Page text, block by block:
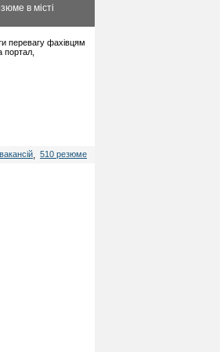
в місті
перевагу фахівцям
портал,
, 510 резюме